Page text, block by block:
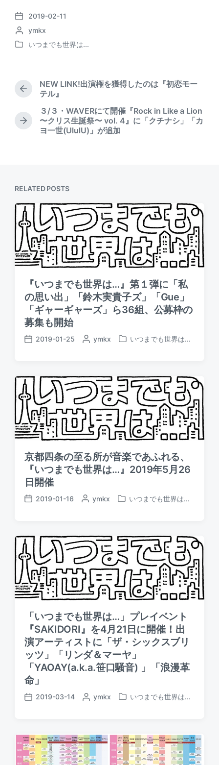
P
o
s
t
e
2019-02-11
P
o
d
b
ymkx
P
e
n
いつまでも世界は...
P
e
v
i
s
t
:
NEW LINK!出演権を獲得したのは『初恋モー
テル』
N
s
t
:
３/３・WAVERにて開催『Rock in Like a Lion
〜クリス生誕祭〜 vol. 4』に「クチナシ」「カ
ヨ一世(UlulU)」が追加
RELATED POSTS
『いつまでも世界は…』第１弾に「私
の思い出」「鈴木実貴子ズ」「Gue」
「ギャーギャーズ」ら36組、公募枠の
募集も開始
P
t
d
a
t
e
2019-01-25
P
e
d
b
y
ymkx
P
e
d
n
いつまでも世界は...
京都四条の至る所が音楽であふれる、
『いつまでも世界は…』2019年5月26
日開催
P
t
d
a
t
e
2019-01-16
P
e
d
b
y
ymkx
P
e
d
i
n
いつまでも世界は...
「いつまでも世界は…」プレイベント
『SAKIDORI』を4月21日に開催！出
演アーティストに「ザ・シックスブリ
ッツ」「リンダ＆マーヤ」
「YAOAY(a.k.a.笹口騒音) 」「浪漫革
命」
P
t
d
a
2019-03-14
P
e
d
b
ymkx
P
e
d
i
いつまでも世界は...